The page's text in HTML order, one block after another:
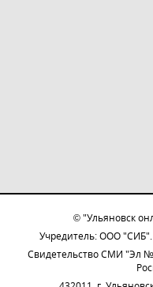
© "Ульяновск
Учредитель: ООО "СИБ".
Свидетельство СМИ "Эл №